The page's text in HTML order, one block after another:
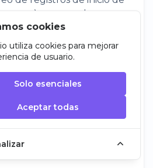
para ayudar a
la capacidad de
un incidente de
generales de
financiera, incluida la
y administrativa;
desarrollo de personal;
finanzas; auditoría
de los requisitos
cookies
utiliza cookies para mejorar
de usuario.
Solo esenciales
Aceptar todas